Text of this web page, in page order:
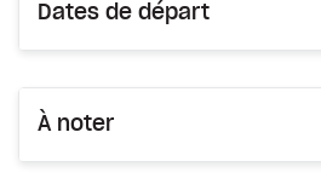
Dates de départ
À noter